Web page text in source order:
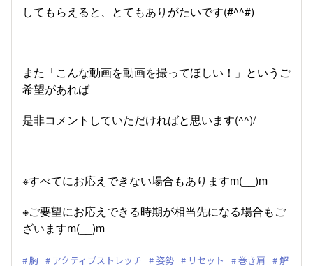
してもらえると、とてもありがたいです(#^^#)
また「こんな動画を動画を撮ってほしい！」というご
希望があれば
是非コメントしていただければと思います(^^)/
※すべてにお応えできない場合もありますm(__)m
※ご要望にお応えできる時期が相当先になる場合もご
ざいますm(__)m
胸 アクティブストレッチ 姿勢 リセット 巻き肩
解